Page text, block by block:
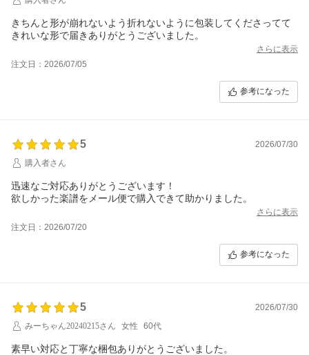
きちんと形が崩れないよう折れないように包装してくださってて
きれいな形で届きありがとうございました。
さらに表示
注文日：2026/07/05
参考になった
5
2026/07/30
購入者さん
迅速なご対応ありがとうございます！
欲しかった楽譜をメール便で購入できて助かりました。
さらに表示
注文日：2026/07/20
参考になった
5
2026/07/30
みーちゃん20240215さん
女性 60代
素早い対応と丁寧な梱包ありがとうございました。